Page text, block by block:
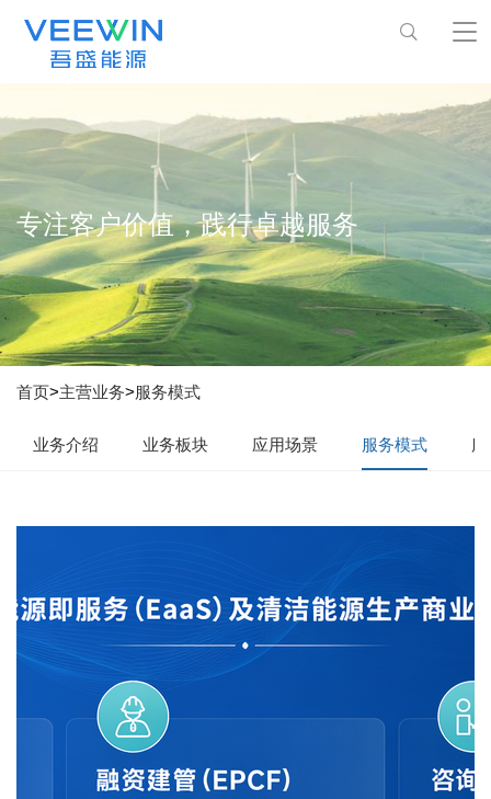
专注客户价值，践行卓越服务
首页>主营业务>服务模式
业务介绍 业务板块 应用场景 服务模式